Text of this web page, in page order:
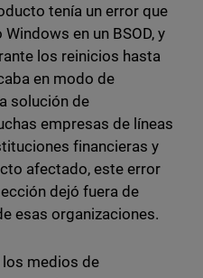
tenía un error que
en un BSOD, y
los reinicios hasta
en modo de
solución de
empresas de líneas
financieras y
afectado, este error
dejó fuera de
esas organizaciones.
medios de